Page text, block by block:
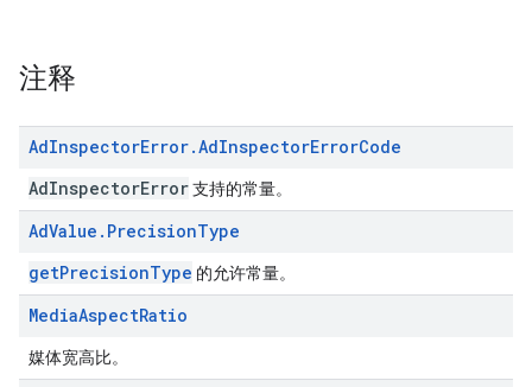
注释
AdInspectorError.AdInspectorErrorCode
AdInspectorError支持的常量。
AdValue . PrecisionType
getPrecisionType 的允许常量。
MediaAspectRatio
媒体宽高比。